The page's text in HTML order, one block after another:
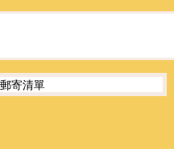
寄清單